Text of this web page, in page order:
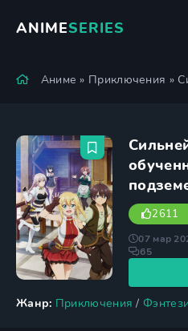
ANIMESERIES
Аниме » Приключения »
2611
Жанр: Приключения / Фэнтези
07 мар
65